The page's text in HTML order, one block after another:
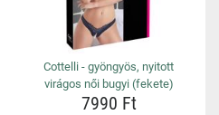
Cottelli - gyöngyös, nyitott
virágos női bugyi (fekete)
7990 Ft